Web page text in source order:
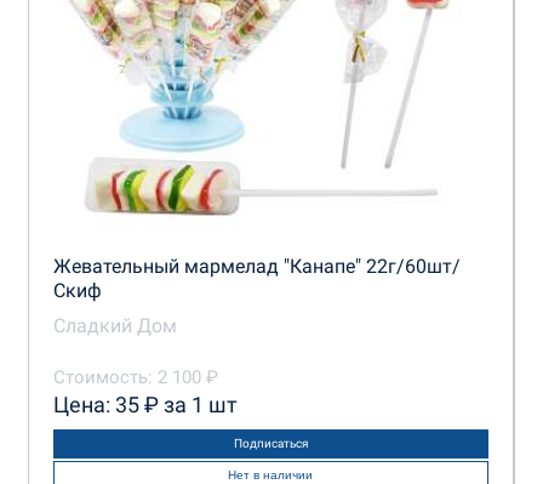
Жевательный мармелад "Канапе" 22г/60шт/
Скиф
Сладкий Дом
Стоимость: 2 100 ₽
Цена: 35 ₽ за 1 шт
Подписаться
Нет в наличии